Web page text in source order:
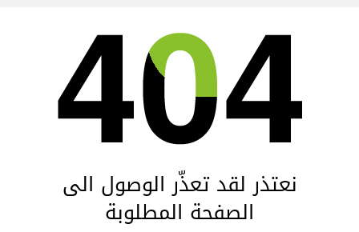
نعتذر لقد تعذّر الوصول الى
الصفحة المطلوبة